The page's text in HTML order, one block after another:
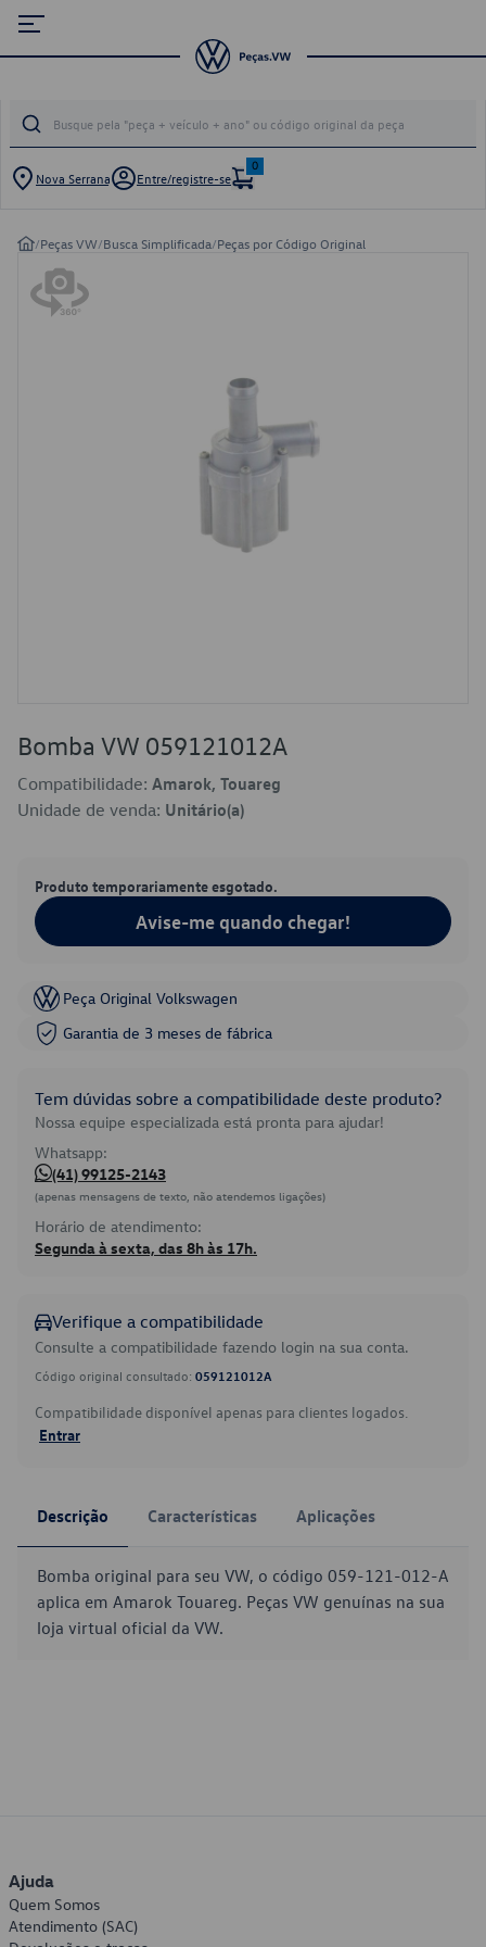
Nova Serrana Entre/registre-se
0
/Peças VW/Busca Simplificada/Peças por Código Original
Bomba VW 059121012A
Compatibilidade: Amarok, Touareg
Unidade de venda: Unitário(a)
Produto temporariamente esgotado.
Avise-me quando chegar!
Peça Original Volkswagen
Garantia de 3 meses de fábrica
Tem dúvidas sobre a compatibilidade deste produto?
Nossa equipe especializada está pronta para ajudar!
Whatsapp:
(41) 99125-2143
(apenas mensagens de texto, não atendemos ligações)
Horário de atendimento:
Segunda à sexta, das 8h às 17h.
Verifique a compatibilidade
Consulte a compatibilidade fazendo login na sua conta.
Código original consultado: 059121012A
Compatibilidade disponível apenas para clientes logados.
Entrar
Descrição Características Aplicações
Bomba original para seu VW, o código 059-121-012-A
aplica em Amarok Touareg. Peças VW genuínas na sua
loja virtual oficial da VW.
Ajuda
Quem Somos
Atendimento (SAC)